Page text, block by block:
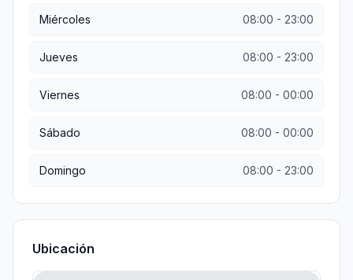
Miércoles 08:00 - 23:00
Jueves 08:00 - 23:00
Viernes 08:00 - 00:00
Sábado 08:00 - 00:00
Domingo 08:00 - 23:00
Ubicación